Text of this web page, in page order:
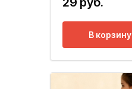
В корзину